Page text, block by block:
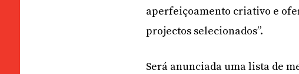
aperfeiçoamento criativo e
projectos selecionados”.
Será anunciada uma lista de